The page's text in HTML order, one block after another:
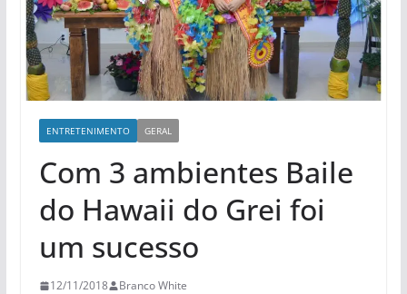
ENTRETENIMENTO GERAL
Com 3 ambientes Baile
do Hawaii do Grei foi
um sucesso
12/11/2018 Branco White